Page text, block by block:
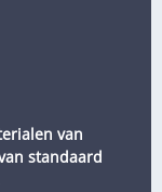
van
standaard